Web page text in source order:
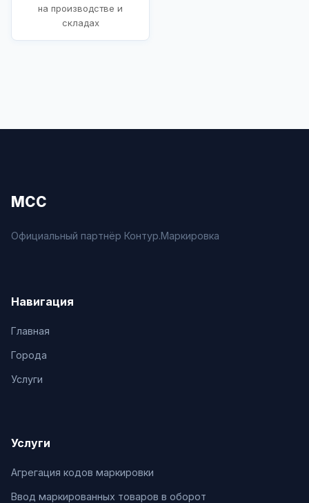
на производстве и
складах
МСС
Официальный партнёр Контур.Маркировка
Навигация
Главная
Города
Услуги
Услуги
Агрегация кодов маркировки
Ввод маркированных товаров в оборот